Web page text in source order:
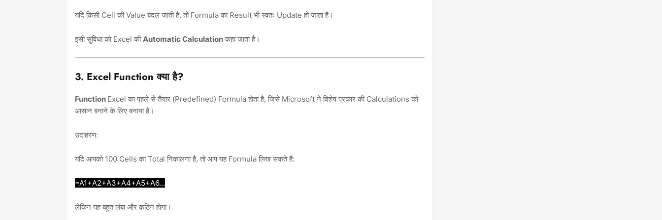
यदि किसी Cell की Value बदल जाती है, तो Formula का Result भी स्वतः Update हो जाता है।
इसी सुविधा को Excel कीAutomatic Calculation कहा जाता है।
3. Excel Function क्या है?
Function Excel का पहले से तैयार (Predefined) Formula होता है, जिसे Microsoft ने विशेष प्रकार की Calculations को
आसान बनाने के लिए बनाया है।
उदाहरण:
यदि आपको 100 Cells का Total निकालना है, तो आप यह Formula लिख सकते हैं:
=A1+A2+A3+A4+A5+A6...
लेकिन यह बहुत लंबा और कठिन होगा।